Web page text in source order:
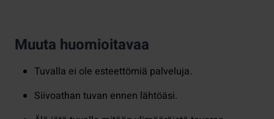
Muuta huomioitavaa
Tuvalla ei ole esteettömiä palveluja.
Siivoathan tuvan ennen lähtöäsi.